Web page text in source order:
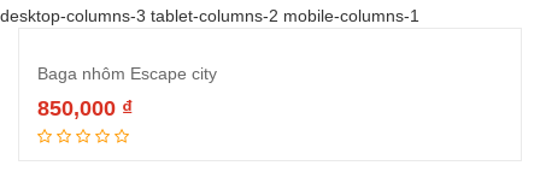
desktop-columns-3 tablet-columns-2 mobile-columns-1
Baga nhôm Escape city
850,000 ₫